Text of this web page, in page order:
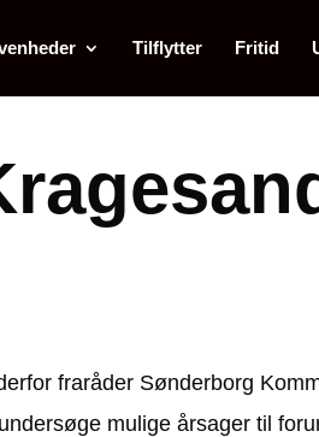
Tilflytter Fritid
fraråder Sønderborg
mulige årsager til